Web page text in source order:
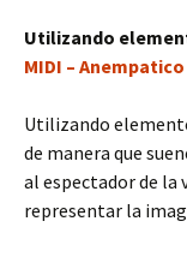
Utilizando
MIDI – Anempatico
Utilizando
de manera que
al espectador de la
representar la